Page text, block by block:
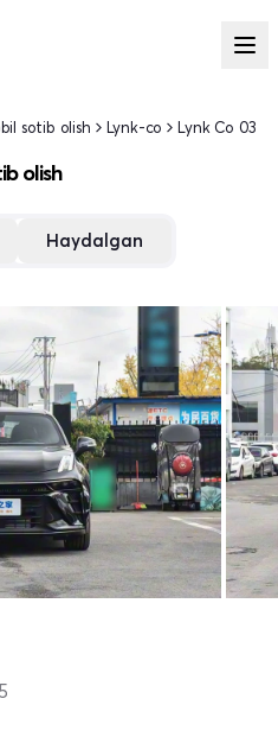
sotib olish Lynk-co Lynk Co 03
olish
Haydalgan